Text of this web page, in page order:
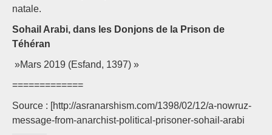
natale.
Sohail Arabi, dans les Donjons de la Prison de
Téhéran
»Mars 2019 (Esfand, 1397) »
=============
Source : [http://asranarshism.com/1398/02/12/a-nowruz-
message-from-anarchist-political-prisoner-sohail-arabi